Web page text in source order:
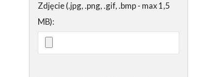
Zdjęcie (.jpg, .png, .gif, .bmp - max 1,5
MB):